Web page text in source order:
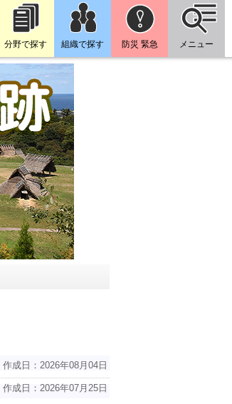
分野で探す 組織で探す 防災 緊急 メニュー
作成日：2026年08月04日
作成日：2026年07月25日